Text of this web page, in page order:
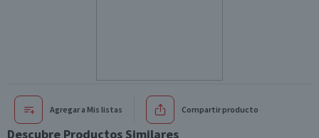
Agregar a Mis listas Compartir producto
Descubre Productos Similares